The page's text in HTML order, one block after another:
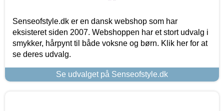
Senseofstyle.dk er en dansk webshop som har
eksisteret siden 2007. Webshoppen har et stort udvalg i
smykker, hårpynt til både voksne og børn. Klik her for at
se deres udvalg.
Se udvalget på Senseofstyle.dk